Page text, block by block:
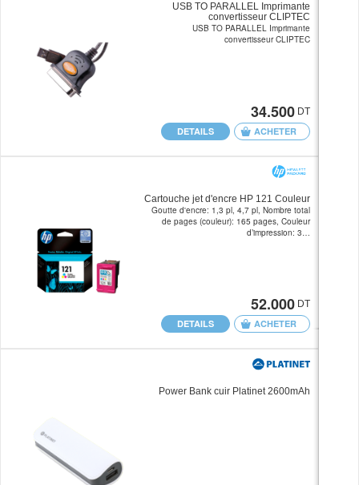
USB TO PARALLEL Imprimante
convertisseur CLIPTEC
USB TO PARALLEL Imprimante
convertisseur CLIPTEC
34.500 DT
ACHETER
DETAILS
Cartouche jet d'encre HP 121 Couleur
Goutte d'encre: 1,3 pl, 4,7 pl, Nombre total
de pages (couleur): 165 pages, Couleur
d’impression: 3…
52.000 DT
ACHETER
DETAILS
Power Bank cuir Platinet 2600mAh